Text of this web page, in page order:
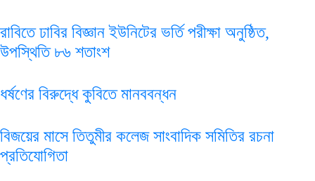
রাবিতে ঢাবির বিজ্ঞান ইউনিটের ভর্তি পরীক্ষা অনুষ্ঠিত,
উপস্থিতি ৮৬ শতাংশ
ধর্ষণের বিরুদ্ধে কুবিতে মানববন্ধন
বিজয়ের মাসে তিতুমীর কলেজ সাংবাদিক সমিতির রচনা
প্রতিযোগিতা